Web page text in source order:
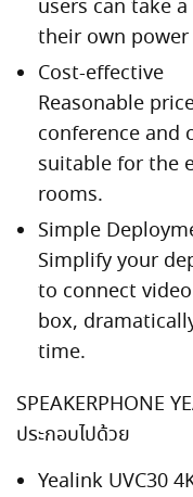
users can take
their own
Cost-effective
Reasonable
conference and
suitable for the
rooms.
Simple
Simplify your
to connect
box,
time.
SPEAKERPHONE
ประกอบไปด้วย
Yealink UVC30